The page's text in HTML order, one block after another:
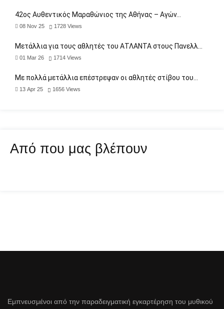
42ος Αυθεντικός Μαραθώνιος της Αθήνας – Αγών…
08 Nov 25 1728 Views
Μετάλλια για τους αθλητές του ΑΤΛΑΝΤΑ στους Πανελλ…
01 Mar 26 1714 Views
Με πολλά μετάλλια επέστρεψαν οι αθλητές στίβου του…
13 Apr 25 1656 Views
Από που μας βλέπουν
Εμπνευσμένοι από την παραδειγματική εγκαρτέρηση του μυθικού